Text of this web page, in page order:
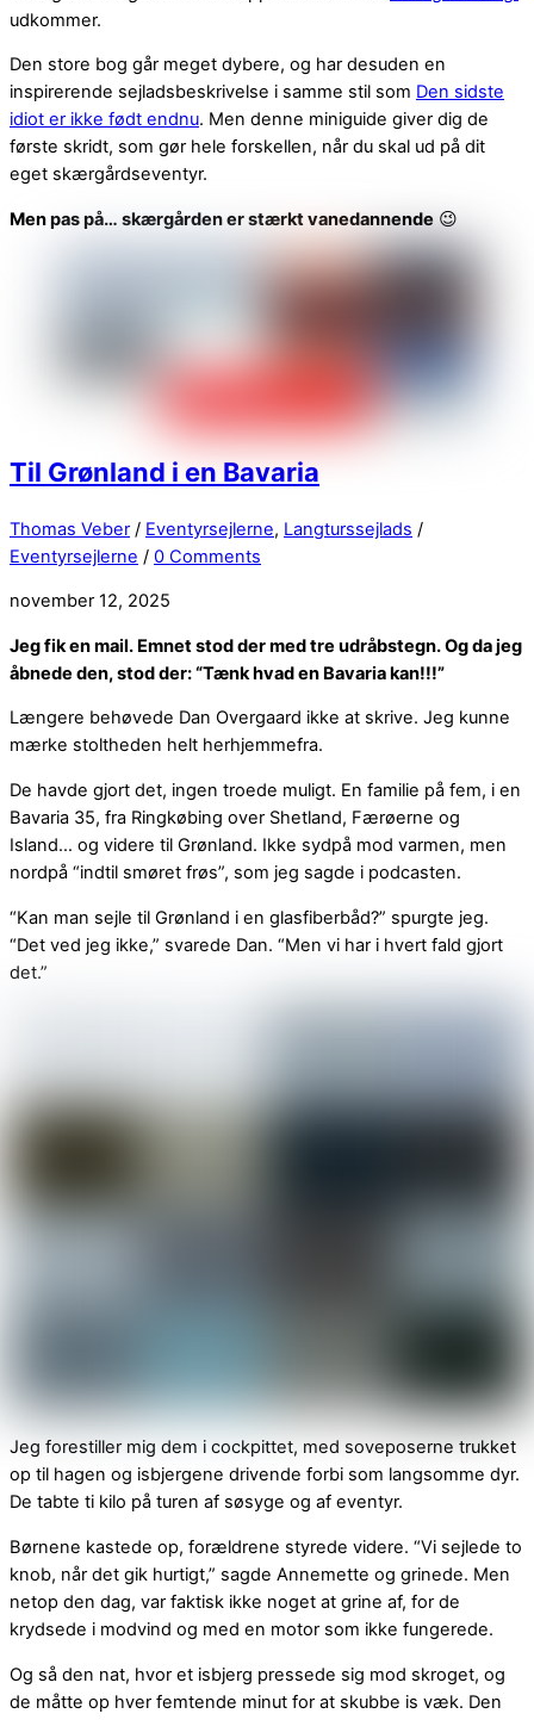
udkommer.
Den store bog går meget dybere, og har desuden en
inspirerende sejladsbeskrivelse i samme stil som Den sidste
idiot er ikke født endnu. Men denne miniguide giver dig de
første skridt, som gør hele forskellen, når du skal ud på dit
eget skærgårdseventyr.
Men pas på… skærgården er stærkt vanedannende 😉
Til Grønland i en Bavaria
Thomas Veber / Eventyrsejlerne, Langturssejlads /
Eventyrsejlerne / 0 Comments
november 12, 2025
Jeg fik en mail. Emnet stod der med tre udråbstegn. Og da jeg
åbnede den, stod der: “Tænk hvad en Bavaria kan!!!”
Længere behøvede Dan Overgaard ikke at skrive. Jeg kunne
mærke stoltheden helt herhjemmefra.
De havde gjort det, ingen troede muligt. En familie på fem, i en
Bavaria 35, fra Ringkøbing over Shetland, Færøerne og
Island… og videre til Grønland. Ikke sydpå mod varmen, men
nordpå “indtil smøret frøs”, som jeg sagde i podcasten.
“Kan man sejle til Grønland i en glasfiberbåd?” spurgte jeg.
“Det ved jeg ikke,” svarede Dan. “Men vi har i hvert fald gjort
det.”
Jeg forestiller mig dem i cockpittet, med soveposerne trukket
op til hagen og isbjergene drivende forbi som langsomme dyr.
De tabte ti kilo på turen af søsyge og af eventyr.
Børnene kastede op, forældrene styrede videre. “Vi sejlede to
knob, når det gik hurtigt,” sagde Annemette og grinede. Men
netop den dag, var faktisk ikke noget at grine af, for de
krydsede i modvind og med en motor som ikke fungerede.
Og så den nat, hvor et isbjerg pressede sig mod skroget, og
de måtte op hver femtende minut for at skubbe is væk. Den